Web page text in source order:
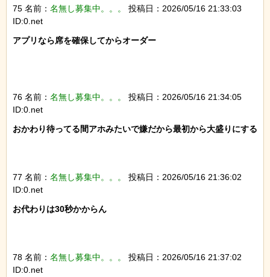
75 名前： 名無し募集中。。。
投稿日：2026/05/16 21:33:03
ID:0.net
アプリなら席を確保してからオーダー
76 名前： 名無し募集中。。。
投稿日：2026/05/16 21:34:05
ID:0.net
おかわり待ってる間アホみたいで嫌だから最初から大盛りにする
77 名前： 名無し募集中。。。
投稿日：2026/05/16 21:36:02
ID:0.net
お代わりは30秒かからん
78 名前： 名無し募集中。。。
投稿日：2026/05/16 21:37:02
ID:0.net